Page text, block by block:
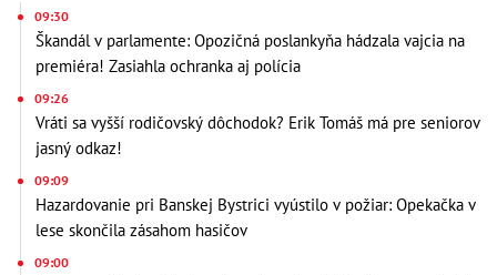
09:30
Škandál v parlamente: Opozičná poslankyňa hádzala vajcia na
premiéra! Zasiahla ochranka aj polícia
09:26
Vráti sa vyšší rodičovský dôchodok? Erik Tomáš má pre seniorov
jasný odkaz!
09:09
Hazardovanie pri Banskej Bystrici vyústilo v požiar: Opekačka v
lese skončila zásahom hasičov
09:00